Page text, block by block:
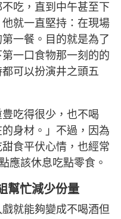
吃，直到中午甚至下
就一直堅持：在現場
一餐。目的就是為了
一口食物那一刻的的
可以扮演井之頭五
吃得很少，也不喝
身材。」不過，因為
食平伏心情，也經常
應該休息吃點零食。
幫忙減少份量
就能夠變成不喝酒但